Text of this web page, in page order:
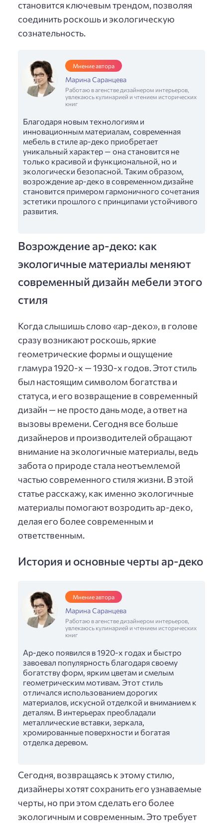
становится ключевым трендом, позволяя
соединить роскошь и экологическую
сознательность.
Мнение автора
Марина Саранцева
Работаю в агенстве дизайнером интерьеров,
увлекаюсь кулинарией и чтением исторических
книг
Благодаря новым технологиям и
инновационным материалам, современная
мебель в стиле ар-деко приобретает
уникальный характер — она становится не
только красивой и функциональной, но и
экологически безопасной. Таким образом,
возрождение ар-деко в современном дизайне
становится примером гармоничного сочетания
эстетики прошлого с принципами устойчивого
развития.
Возрождение ар-деко: как
экологичные материалы меняют
современный дизайн мебели этого
стиля
Когда слышишь слово «ар-деко», в голове
сразу возникают роскошь, яркие
геометрические формы и ощущение
гламура 1920-х — 1930-х годов. Этот стиль
был настоящим символом богатства и
статуса, и его возвращение в современный
дизайн — не просто дань моде, а ответ на
вызовы времени. Сегодня все больше
дизайнеров и производителей обращают
внимание на экологичные материалы, ведь
забота о природе стала неотъемлемой
частью современного стиля жизни. В этой
статье расскажу, как именно экологичные
материалы помогают возродить ар-деко,
делая его более современным и
ответственным.
История и основные черты ар-деко
Мнение автора
Марина Саранцева
Работаю в агенстве дизайнером интерьеров,
увлекаюсь кулинарией и чтением исторических
книг
Ар-деко появился в 1920-х годах и быстро
завоевал популярность благодаря своему
богатству форм, ярким цветам и смелым
геометрическим мотивам. Этот стиль
отличался использованием дорогих
материалов, искусной отделкой и вниманием к
деталям. В интерьерах преобладали
металлические вставки, зеркала,
хромированные поверхности и богатая
отделка деревом.
Сегодня, возвращаясь к этому стилю,
дизайнеры хотят сохранить его узнаваемые
черты, но при этом сделать его более
экологичным и современным. Это требует